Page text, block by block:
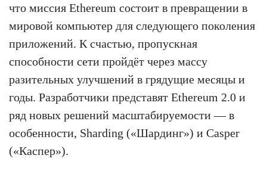
что миссия Ethereum состоит в превращении в
мировой компьютер для следующего поколения
приложений. К счастью, пропускная
способности сети пройдёт через массу
разительных улучшений в грядущие месяцы и
годы. Разработчики представят Ethereum 2.0 и
ряд новых решений масштабируемости — в
особенности, Sharding («Шардинг») и Casper
(«Каспер»).